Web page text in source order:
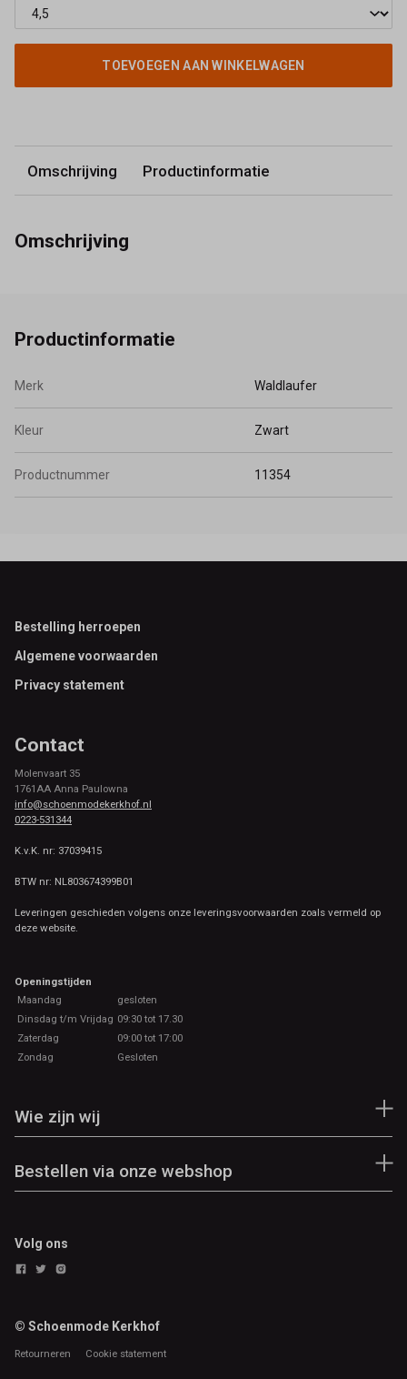
TOEVOEGEN AAN WINKELWAGEN
Omschrijving Productinformatie
Omschrijving
Productinformatie
Merk Waldlaufer
Kleur Zwart
Productnummer 11354
Footer
Bestelling herroepen
Algemene voorwaarden
Privacy statement
Contact
Molenvaart 35
1761AA Anna Paulowna
info@schoenmodekerkhof.nl
0223-531344
K.v.K. nr: 37039415
BTW nr: NL803674399B01
Leveringen geschieden volgens onze leveringsvoorwaarden zoals vermeld op
deze website.
Openingstijden
Maandag
gesloten
Dinsdag t/m Vrijdag 09:30 tot 17.30
Zaterdag
09:00 tot 17:00
Zondag
Gesloten
Wie zijn wij
Bestellen via onze webshop
Volg ons
© Schoenmode Kerkhof
Retourneren Cookie statement